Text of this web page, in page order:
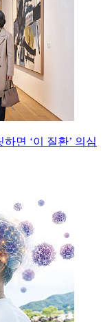
면 ‘이 질환’ 의심